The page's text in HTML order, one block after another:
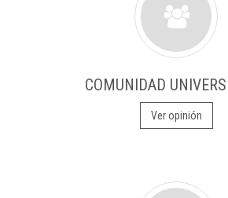
COMUNIDAD
Ver opinión